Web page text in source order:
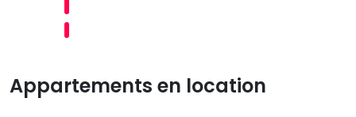
Appartements en location